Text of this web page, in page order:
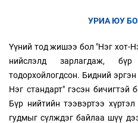
УРИА ЮУ
Үүний тод жишээ бол "Нэг хот-
нийслэлд зарлагдаж,
тодорхойлогдсон. Бидний
Нэг стандарт" гэсэн бичигтэй
Бүр нийтийн тээвэртээ
гудмыг сүлждэг байлаа шүү